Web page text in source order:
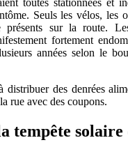
toutes stationnées et
Seuls les vélos, les
présents sur la route.
fortement
années selon le
distribuer des denrées
rue avec des coupons.
tempête solaire